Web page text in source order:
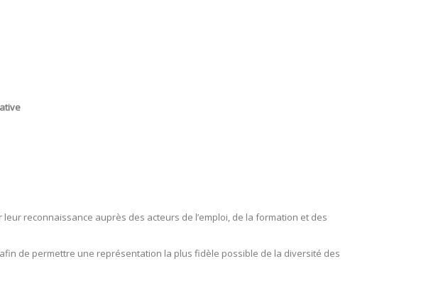
reconnaissance auprès des acteurs de l’emploi, de la formation et des
de permettre une représentation la plus fidèle possible de la diversité des